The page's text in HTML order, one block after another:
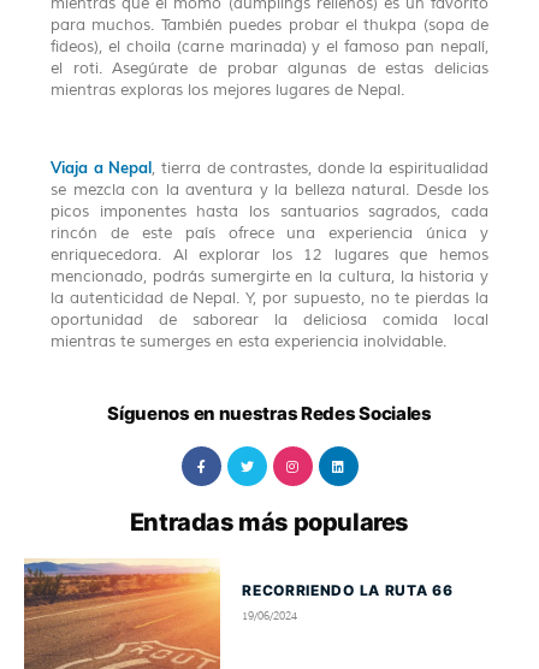
mientras que el momo (dumplings rellenos) es un favorito
para muchos. También puedes probar el thukpa (sopa de
fideos), el choila (carne marinada) y el famoso pan nepalí,
el roti. Asegúrate de probar algunas de estas delicias
mientras exploras los mejores lugares de Nepal.
Viaja a Nepal, tierra de contrastes, donde la espiritualidad
se mezcla con la aventura y la belleza natural. Desde los
picos imponentes hasta los santuarios sagrados, cada
rincón de este país ofrece una experiencia única y
enriquecedora. Al explorar los 12 lugares que hemos
mencionado, podrás sumergirte en la cultura, la historia y
la autenticidad de Nepal. Y, por supuesto, no te pierdas la
oportunidad de saborear la deliciosa comida local
mientras te sumerges en esta experiencia inolvidable.
Síguenos en nuestras Redes Sociales
Entradas más populares
RECORRIENDO LA RUTA 66
19/06/2024